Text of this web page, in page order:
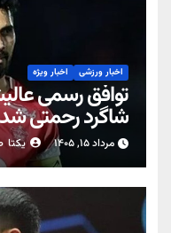
اخبار ورزشی اخبار ویژه
توافق رسمی
شاگرد رحمتی شد
مرداد ۱۵, ۱۴۰۵ یکتا